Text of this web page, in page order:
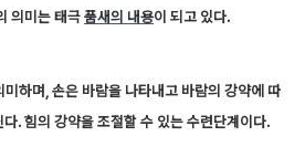
의미는 태극품새의 내용이 되고 있다.
하며, 손은 바람을 나타내고 바람의 강약에 따
. 힘의 강약을 조절할 수 있는 수련단계이다.